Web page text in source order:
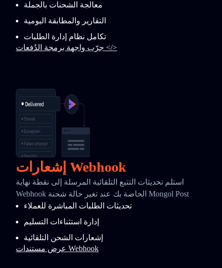
معالجة الشحنات بالجملة
التقارير والمطابقة اليومية
تكامل نظام إدارة الطلبات
جرّب واجهة برمجة الدُفعات </>
إشعارات Webhook
استلم تحديثات التتبع التلقائية المرسلة إلى نقطة نهاية
Webhook الخاصة بك عند تغير حالة شحنة Mongol Post
تحديثات الطلبات المباشرة للعملاء
إدارة استثناءات التسليم
إشعارات الشحن التلقائية
عرض مستندات Webhook